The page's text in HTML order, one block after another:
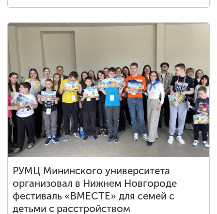
РУМЦ Мининского университета
организовал в Нижнем Новгороде
фестиваль «ВМЕСТЕ» для семей с
детьми с расстройством